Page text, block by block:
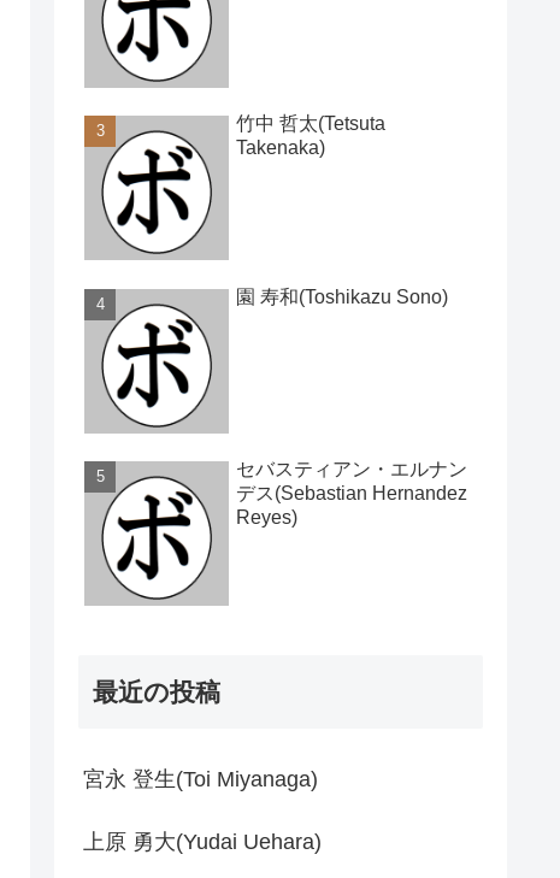
竹中 哲太(Tetsuta
Takenaka)
園 寿和(Toshikazu Sono)
セバスティアン・エルナン
デス(Sebastian Hernandez
Reyes)
最近の投稿
宮永 登生(Toi Miyanaga)
上原 勇大(Yudai Uehara)